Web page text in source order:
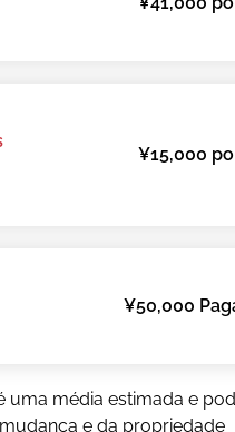
¥15,000
¥50,000
uma média estimada e
e da propriedade